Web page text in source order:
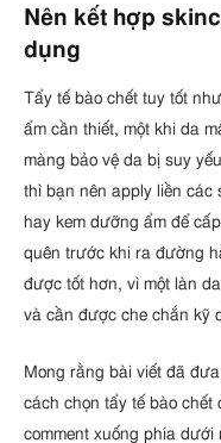
Nên kết hợp
dụng
Tẩy tế bào chết tuy tốt
ẩm cần thiết, một khi da
màng bảo vệ da bị suy
thì bạn nên apply liền các
hay kem dưỡng ẩm để
quên trước khi ra đường
được tốt hơn, vì một làn
và cần được che chắn kỹ
Mong rằng bài viết đã
cách chọn tẩy tế bào chết
comment xuống phía